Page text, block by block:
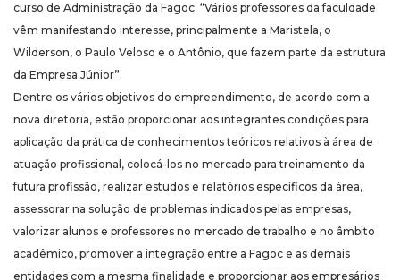
curso de Administração da Fagoc. “Vários professores da faculdade
vêm manifestando interesse, principalmente a Maristela, o
Wilderson, o Paulo Veloso e o Antônio, que fazem parte da estrutura
da Empresa Júnior”.
Dentre os vários objetivos do empreendimento, de acordo com a
nova diretoria, estão proporcionar aos integrantes condições para
aplicação da prática de conhecimentos teóricos relativos à área de
atuação profissional, colocá-los no mercado para treinamento da
futura profissão, realizar estudos e relatórios específicos da área,
assessorar na solução de problemas indicados pelas empresas,
valorizar alunos e professores no mercado de trabalho e no âmbito
acadêmico, promover a integração entre a Fagoc e as demais
entidades com a mesma finalidade e proporcionar aos empresários